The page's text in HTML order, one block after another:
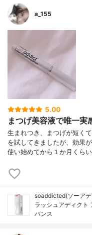
a_155
5.00
まつげ美容液で唯一実
生まれつき、まつげが短く
を試してきましたが、効果
使い始めてから１か月くら
soaddicted(ソーア
ラッシュアディクト
バンス